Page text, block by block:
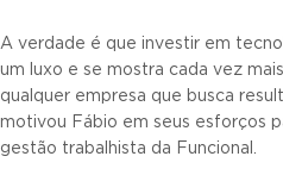
A verdade é que investir em
um luxo e se mostra cada vez
qualquer empresa que busca
motivou Fábio em seus esforços
gestão trabalhista da Funcional.